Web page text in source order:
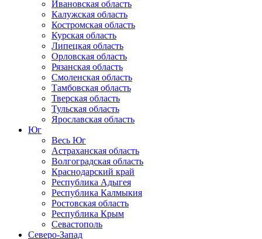
Ивановская область
Калужская область
Костромская область
Курская область
Липецкая область
Орловская область
Рязанская область
Смоленская область
Тамбовская область
Тверская область
Тульская область
Ярославская область
Юг
Весь Юг
Астраханская область
Волгоградская область
Краснодарский край
Республика Адыгея
Республика Калмыкия
Ростовская область
Республика Крым
Севастополь
Северо-Запад